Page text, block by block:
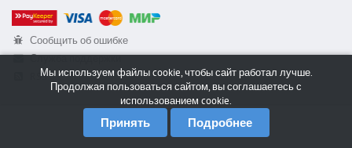
Сообщить об ошибке
Служба поддержки
RSSМы используем файлы cookie, чтобы сайт работал лучше.
Продолжая пользоваться сайтом, вы соглашаетесь с
использованием cookie.
Принять Подробнее